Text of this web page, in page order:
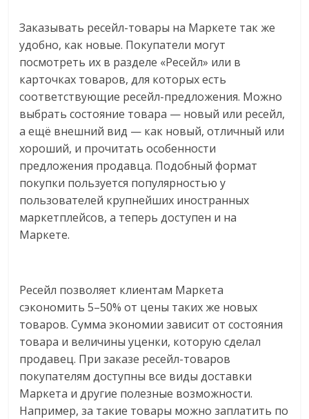
Заказывать ресейл-товары на Маркете так же
удобно, как новые. Покупатели могут
посмотреть их в разделе «Ресейл» или в
карточках товаров, для которых есть
соответствующие ресейл-предложения. Можно
выбрать состояние товара — новый или ресейл,
а ещё внешний вид — как новый, отличный или
хороший, и прочитать особенности
предложения продавца. Подобный формат
покупки пользуется популярностью у
пользователей крупнейших иностранных
маркетплейсов, а теперь доступен и на
Маркете.
Ресейл позволяет клиентам Маркета
сэкономить 5–50% от цены таких же новых
товаров. Сумма экономии зависит от состояния
товара и величины уценки, которую сделал
продавец. При заказе ресейл-товаров
покупателям доступны все виды доставки
Маркета и другие полезные возможности.
Например, за такие товары можно заплатить по